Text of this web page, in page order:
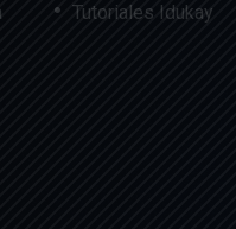
Tutoriales Idukay